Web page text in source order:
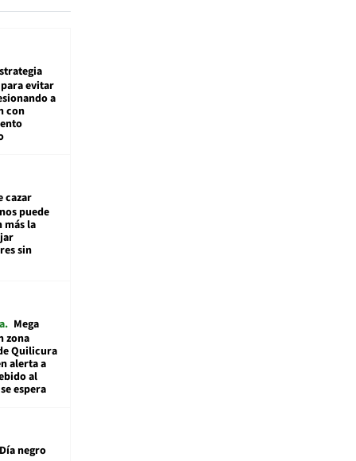
evitar
a
con
cazar
puede
más la
sin
Mega
zona
Quilicura
alerta a
al
espera
negro